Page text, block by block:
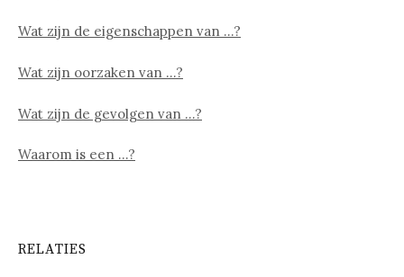
Wat zijn de eigenschappen van …?
Wat zijn oorzaken van …?
Wat zijn de gevolgen van …?
Waarom is een …?
RELATIES